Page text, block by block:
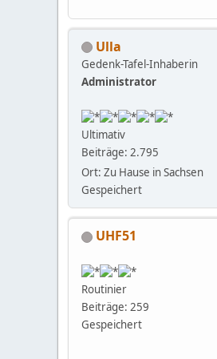
Ulla
Gedenk-Tafel-Inhaberin
Administrator
Ultimativ
Beiträge: 2.795
Ort: Zu Hause in Sachsen
Gespeichert
UHF51
Routinier
Beiträge: 259
Gespeichert